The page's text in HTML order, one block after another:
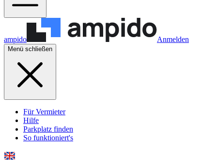
ampido Anmelden
Menü schließen
Für Vermieter
Hilfe
Parkplatz finden
So funktioniert's